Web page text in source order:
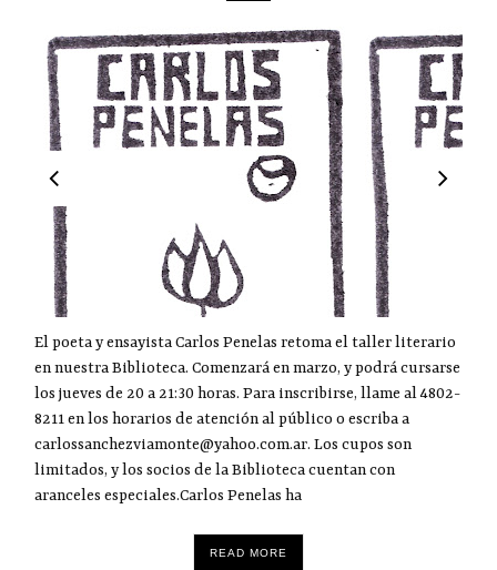
El poeta y ensayista Carlos Penelas retoma el taller literario
en nuestra Biblioteca. Comenzará en marzo, y podrá cursarse
los jueves de 20 a 21:30 horas. Para inscribirse, llame al 4802-
8211 en los horarios de atención al público o escriba a
carlossanchezviamonte@yahoo.com.ar. Los cupos son
limitados, y los socios de la Biblioteca cuentan con
aranceles especiales.Carlos Penelas ha
READ MORE